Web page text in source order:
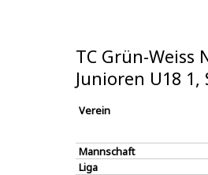
TC Grün-Weiss
Junioren U18 1,
Verein
Mannschaft
Liga